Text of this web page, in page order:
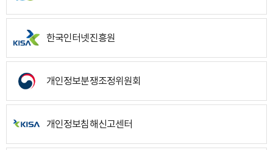
한국인터넷진흥원
개인정보분쟁조정위원회
개인정보침해신고센터